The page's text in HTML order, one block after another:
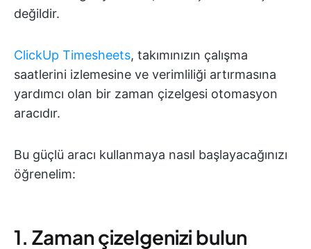
değildir.
ClickUp Timesheets, takımınızın çalışma
saatlerini izlemesine ve verimliliği artırmasına
yardımcı olan bir zaman çizelgesi otomasyon
aracıdır.
Bu güçlü aracı kullanmaya nasıl başlayacağınızı
öğrenelim:
1. Zaman çizelgenizi bulun